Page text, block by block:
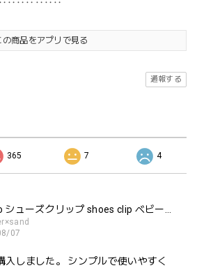
の商品をアプリで見る
通報する
365 7 4
blanco シューズクリップ shoes clip ベビーシューズ ホルダー ブランコ
07
入しました。 シンプルで使いやすく